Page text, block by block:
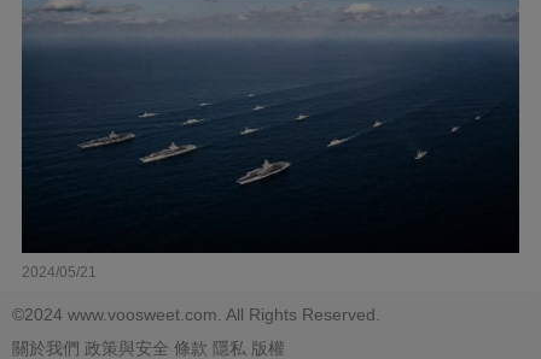
2024/05/21
©2024 www.voosweet.com. All Rights Reserved.
關於我們 政策與安全 條款 隱私 版權